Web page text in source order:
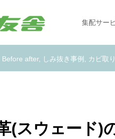
集配サー
Before after しみ抜き事例 カビ取り
(スウェード)